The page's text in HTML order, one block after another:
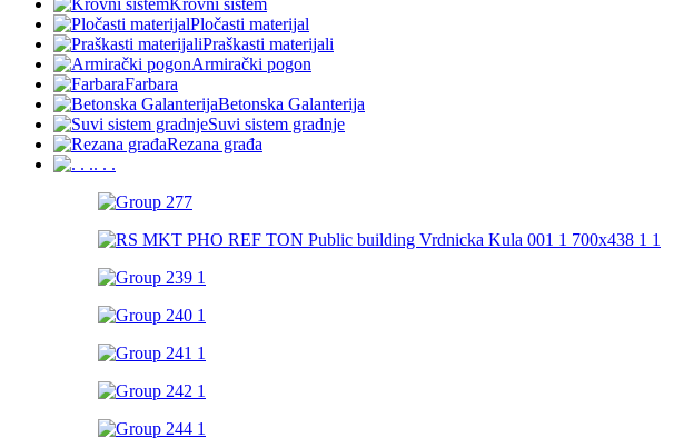
Krovni sistem
Pločasti materijal
Praškasti materijali
Armirački pogon
Farbara
Betonska Galanterija
Suvi sistem gradnje
Rezana građa
. . .